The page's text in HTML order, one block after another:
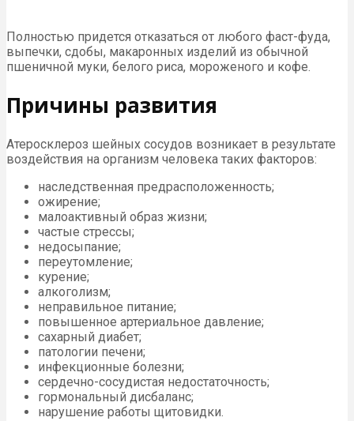
Полностью придется отказаться от любого фаст-фуда,
выпечки, сдобы, макаронных изделий из обычной
пшеничной муки, белого риса, мороженого и кофе.
Причины развития
Атеросклероз шейных сосудов возникает в результате
воздействия на организм человека таких факторов:
наследственная предрасположенность;
ожирение;
малоактивный образ жизни;
частые стрессы;
недосыпание;
переутомление;
курение;
алкоголизм;
неправильное питание;
повышенное артериальное давление;
сахарный диабет;
патологии печени;
инфекционные болезни;
сердечно-сосудистая недостаточность;
гормональный дисбаланс;
нарушение работы щитовидки.